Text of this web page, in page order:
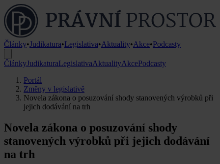
Články•Judikatura•Legislativa•Aktuality•Akce•Podcasty
ČlánkyJudikaturaLegislativaAktualityAkcePodcasty
Portál
Změny v legislativě
Novela zákona o posuzování shody stanovených výrobků při
jejich dodávání na trh
Novela zákona o posuzování shody
stanovených výrobků při jejich dodávání
na trh